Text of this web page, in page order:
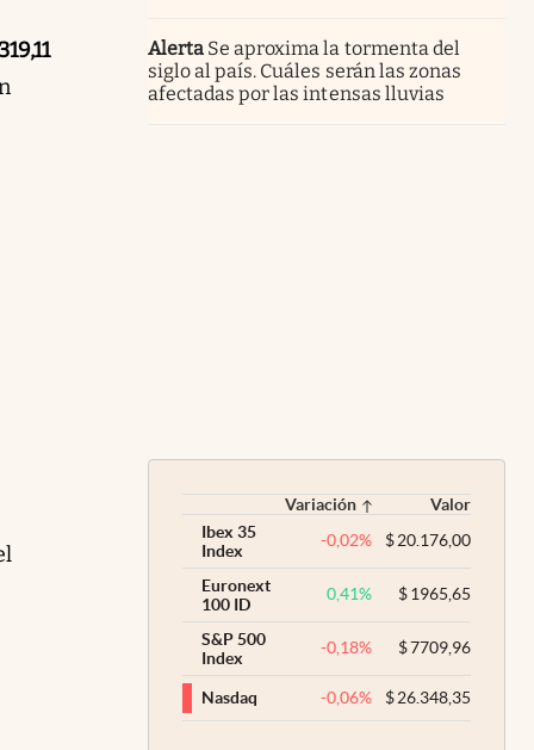
Alerta Se aproxima la tormenta del
siglo al país. Cuáles serán las zonas
afectadas por las intensas lluvias
Variación
Valor
Ibex 35
Index
-0,02% $20.176,00
Euronext
100 ID
0,41% $1965,65
S&P 500
Index
-0,18% $7709,96
Nasdaq -0,06% $26.348,35